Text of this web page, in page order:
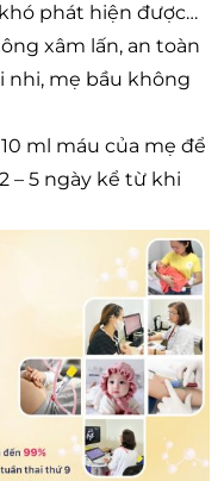
phát hiện được…
xâm lấn, an toàn
nhi, mẹ bầu không
ml máu của mẹ để
– 5 ngày kể từ khi